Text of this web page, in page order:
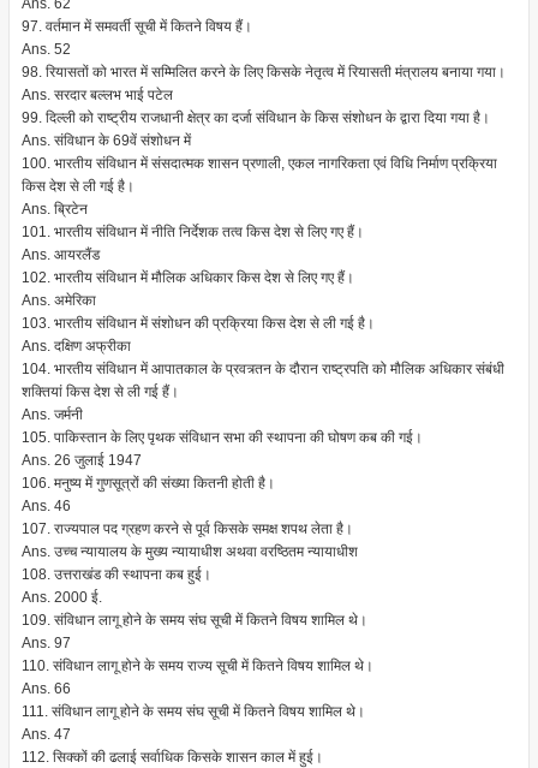
Ans. 62
97. वर्तमान में समवर्ती सूची में कितने विषय हैं।
Ans. 52
98. रियासतों को भारत में सम्मिलित करने के लिए किसके नेतृत्व में रियासती मंत्रालय बनाया गया।
Ans. सरदार बल्लभ भाई पटेल
99. दिल्ली को राष्ट्रीय राजधानी क्षेत्र का दर्जा संविधान के किस संशोधन के द्वारा दिया गया है।
Ans. संविधान के 69वें संशोधन में
100. भारतीय संविधान में संसदात्मक शासन प्रणाली, एकल नागरिकता एवं विधि निर्माण प्रक्रिया
किस देश से ली गई है।
Ans. ब्रिटेन
101. भारतीय संविधान में नीति निर्देशक तत्व किस देश से लिए गए हैं।
Ans. आयरलैंड
102. भारतीय संविधान में मौलिक अधिकार किस देश से लिए गए हैं।
Ans. अमेरिका
103. भारतीय संविधान में संशोधन की प्रक्रिया किस देश से ली गई है।
Ans. दक्षिण अफ्रीका
104. भारतीय संविधान में आपातकाल के प्रवत्र्तन के दौरान राष्ट्रपति को मौलिक अधिकार संबंधी
शक्तियां किस देश से ली गई हैं।
Ans. जर्मनी
105. पाकिस्तान के लिए पृथक संविधान सभा की स्थापना की घोषण कब की गई।
Ans. 26 जुलाई 1947
106. मनुष्य में गुणसूत्रों की संख्या कितनी होती है।
Ans. 46
107. राज्यपाल पद ग्रहण करने से पूर्व किसके समक्ष शपथ लेता है।
Ans. उच्च न्यायालय के मुख्य न्यायाधीश अथवा वरष्ठितम न्यायाधीश
108. उत्तराखंड की स्थापना कब हुई।
Ans. 2000 ई.
109. संविधान लागू होने के समय संघ सूची में कितने विषय शामिल थे।
Ans. 97
110. संविधान लागू होने के समय राज्य सूची में कितने विषय शामिल थे।
Ans. 66
111. संविधान लागू होने के समय संघ सूची में कितने विषय शामिल थे।
Ans. 47
112. सिक्कों की ढलाई सर्वाधिक किसके शासन काल में हुई।